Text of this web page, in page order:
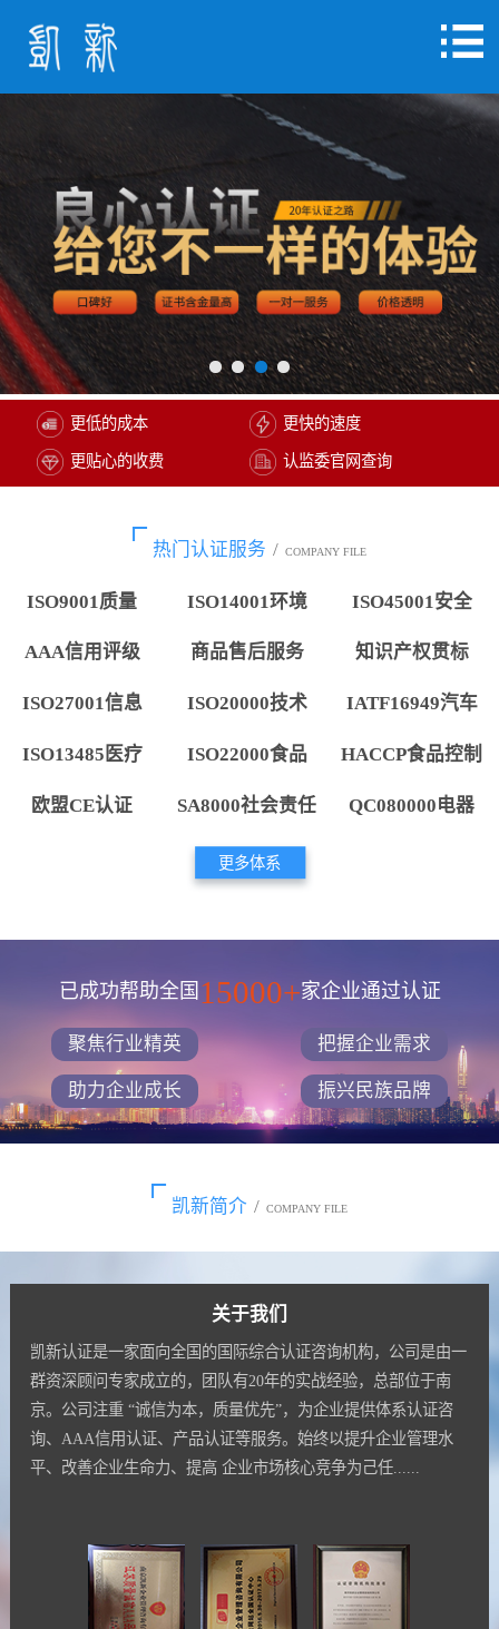
更低的成本 更快的速度
更贴心的收费 认监委官网查询
热门认证服务 / COMPANY FILE
ISO9001质量 ISO14001环境 ISO45001安全
AAA信用评级 商品售后服务 知识产权贯标
ISO27001信息 ISO20000技术 IATF16949汽车
ISO13485医疗 ISO22000食品 HACCP食品控制
欧盟CE认证 SA8000社会责任 QC080000电器
更多体系
已成功帮助全国 15000+家企业通过认证
聚焦行业精英 把握企业需求
助力企业成长 振兴民族品牌
凯新简介 / COMPANY FILE
关于我们
凯新认证是一家面向全国的国际综合认证咨询机构，公司是由一
群资深顾问专家成立的，团队有20年的实战经验，总部位于南
京。公司注重 “诚信为本，质量优先”，为企业提供体系认证咨
询、AAA信用认证、产品认证等服务。始终以提升企业管理水
平、改善企业生命力、提高 企业市场核心竞争为己任......